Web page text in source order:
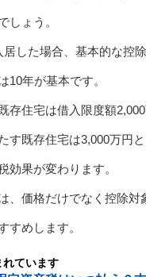
しょう。
した場合、基本的な控
10年が基本です。
存住宅は借入限度額
す既存住宅は3,000万円
効果が変わります。
、価格だけでなく控除対
すめします。
ています